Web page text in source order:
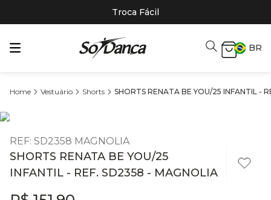
Troca Fácil
BR
Vestuário Shorts SHORTS RENATA BE YOU/25 INFANTIL -
REF: SD2358 MAGNOLIA
SHORTS RENATA BE YOU/25
INFANTIL - REF. SD2358 - MAGNOLIA